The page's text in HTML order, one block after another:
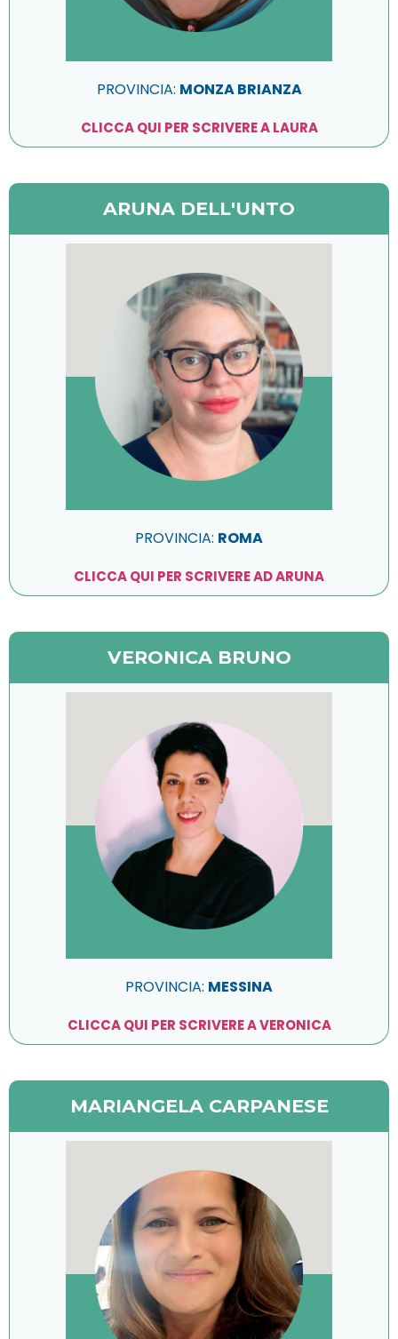
PROVINCIA: MONZA BRIANZA
CLICCA QUI PER SCRIVERE A LAURA
ARUNA DELL'UNTO
PROVINCIA: ROMA
CLICCA QUI PER SCRIVERE AD ARUNA
VERONICA BRUNO
PROVINCIA: MESSINA
CLICCA QUI PER SCRIVERE A VERONICA
MARIANGELA CARPANESE